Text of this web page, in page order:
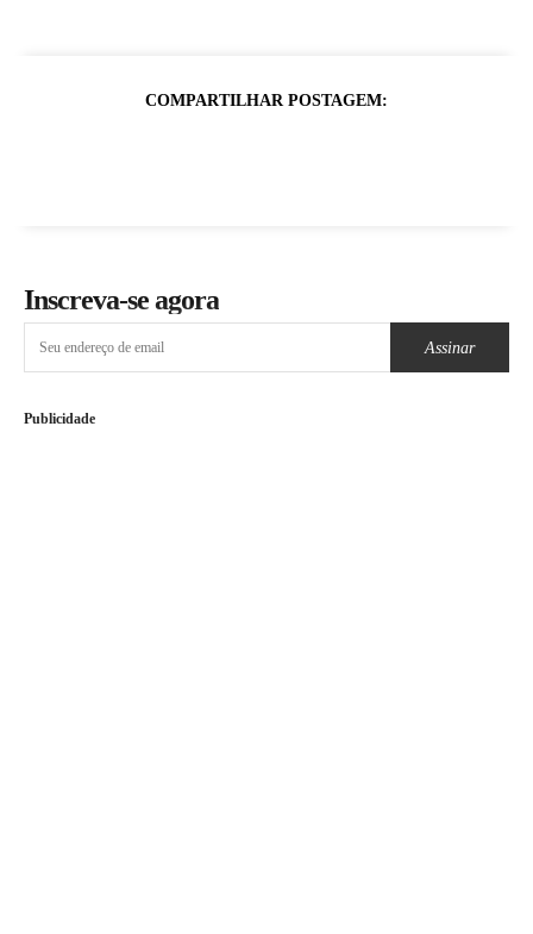
COMPARTILHAR POSTAGEM:
Inscreva-se agora
Assinar
Publicidade